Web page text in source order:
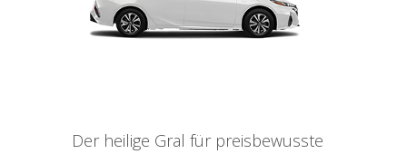
Der heilige Gral für preisbewusste